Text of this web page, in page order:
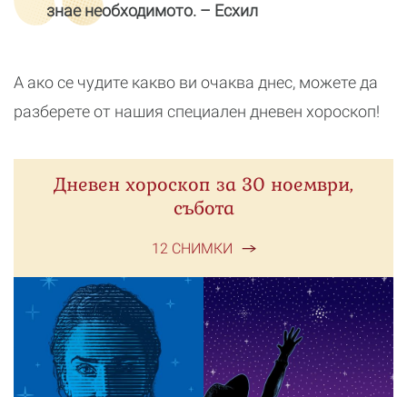
знае необходимото. – Есхил
А ако се чудите какво ви очаква днес, можете да
разберете от нашия специален дневен хороскоп!
Дневен хороскоп за 30 ноември,
събота
12 СНИМКИ